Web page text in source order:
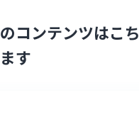
コンテンツはこ
す